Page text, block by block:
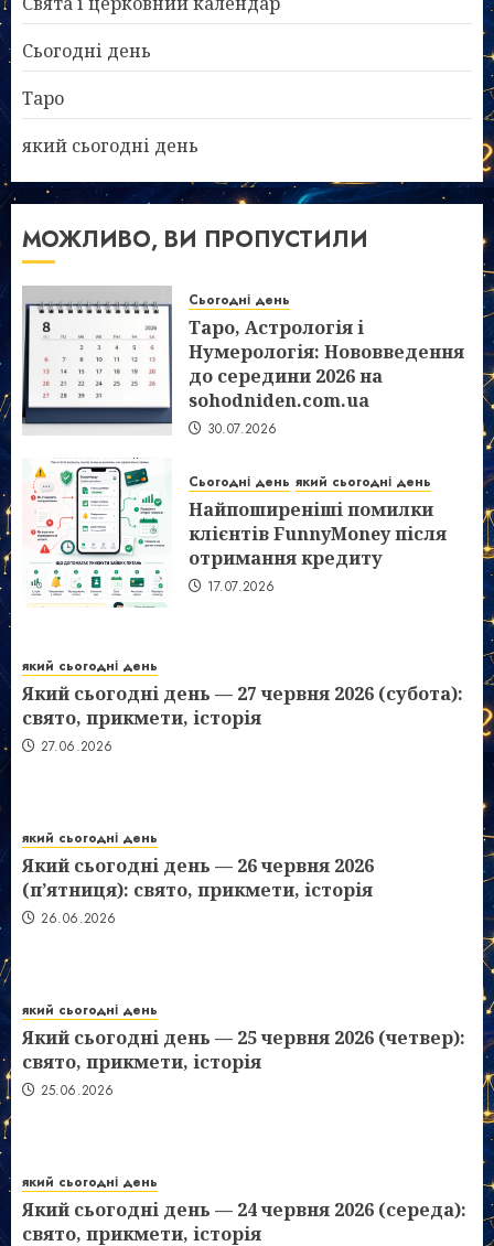
Сьогодні день
Таро
який сьогодні день
МОЖЛИВО, ВИ ПРОПУСТИЛИ
Сьогодні день
Таро, Астрологія і
Нумерологія: Нововведення
до середини 2026 на
sohodniden.com.ua
30.07.2026
Сьогодні день який сьогодні день
Найпоширеніші помилки
клієнтів FunnyMoney після
отримання кредиту
17.07.2026
який сьогодні день
Який сьогодні день — 27 червня 2026 (субота):
свято, прикмети, історія
27.06.2026
який сьогодні день
Який сьогодні день — 26 червня 2026
(п’ятниця): свято, прикмети, історія
26.06.2026
який сьогодні день
Який сьогодні день — 25 червня 2026 (четвер):
свято, прикмети, історія
25.06.2026
який сьогодні день
Який сьогодні день — 24 червня 2026 (середа):
свято, прикмети, історія